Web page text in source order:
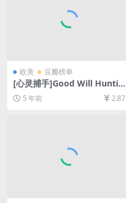
欧美 豆瓣榜单
[心灵捕手]Good Will Huntin
g (1997)[百度网盘+迅雷云盘
资源1080P超清未删减][MP4/
8.2GB][中英字幕]
5 年前 2.87